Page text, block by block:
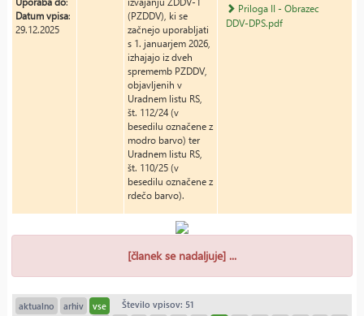
Datum vpisa:
29.12.2025
(PZDDV), ki se
začnejo uporabljati
s 1. januarjem 2026,
izhajajo iz dveh
sprememb PZDDV,
objavljenih v
Uradnem listu RS,
št. 112/24 (v
besedilu označene z
modro barvo) ter
Uradnem listu RS,
št. 110/25 (v
besedilu označene z
rdečo barvo).
Priloga II - Obrazec
DDV-DPS.pdf
[članek se nadaljuje] ...
aktualno arhiv vse
Število vpisov: 51